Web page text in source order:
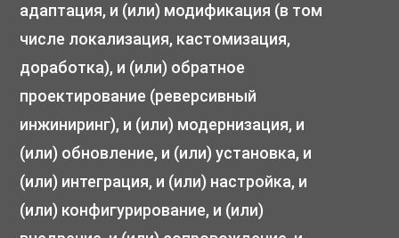
адаптация, и (или) модификация (в том
числе локализация, кастомизация,
доработка), и (или) обратное
проектирование (реверсивный
инжиниринг), и (или) модернизация, и
(или) обновление, и (или) установка, и
(или) интеграция, и (или) настройка, и
(или) конфигурирование, и (или)